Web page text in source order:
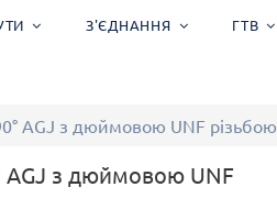
З'ЄДНАННЯ ГТВ
AGJ з дюймовою UNF різьбою
AGJ з дюймовою UNF